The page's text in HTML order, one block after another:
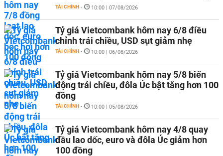
TÀI CHÍNH - 10:00 | 07/08/2026
Tỷ giá Vietcombank hôm nay 6/8 điều
chỉnh trái chiều, USD sụt giảm nhẹ
TÀI CHÍNH - 10:00 | 06/08/2026
Tỷ giá Vietcombank hôm nay 5/8 biến
động trái chiều, đôla Úc bật tăng hơn 100
đồng
TÀI CHÍNH - 10:00 | 05/08/2026
Tỷ giá Vietcombank hôm nay 4/8 quay
đầu lao dốc, euro và đôla Úc giảm hơn
100 đồng